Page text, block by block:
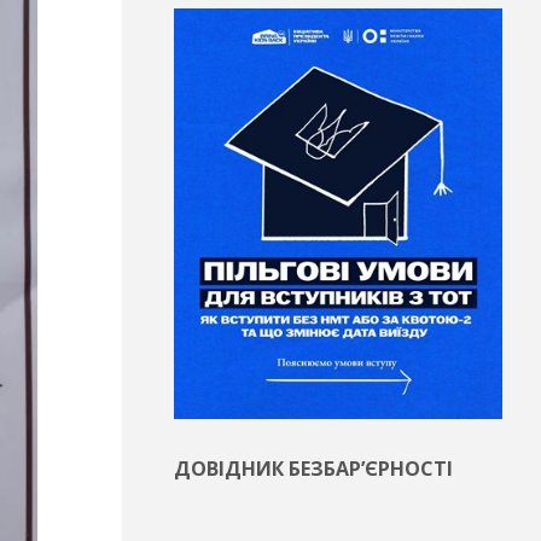
ДОВІДНИК БЕЗБАР’ЄРНОСТІ